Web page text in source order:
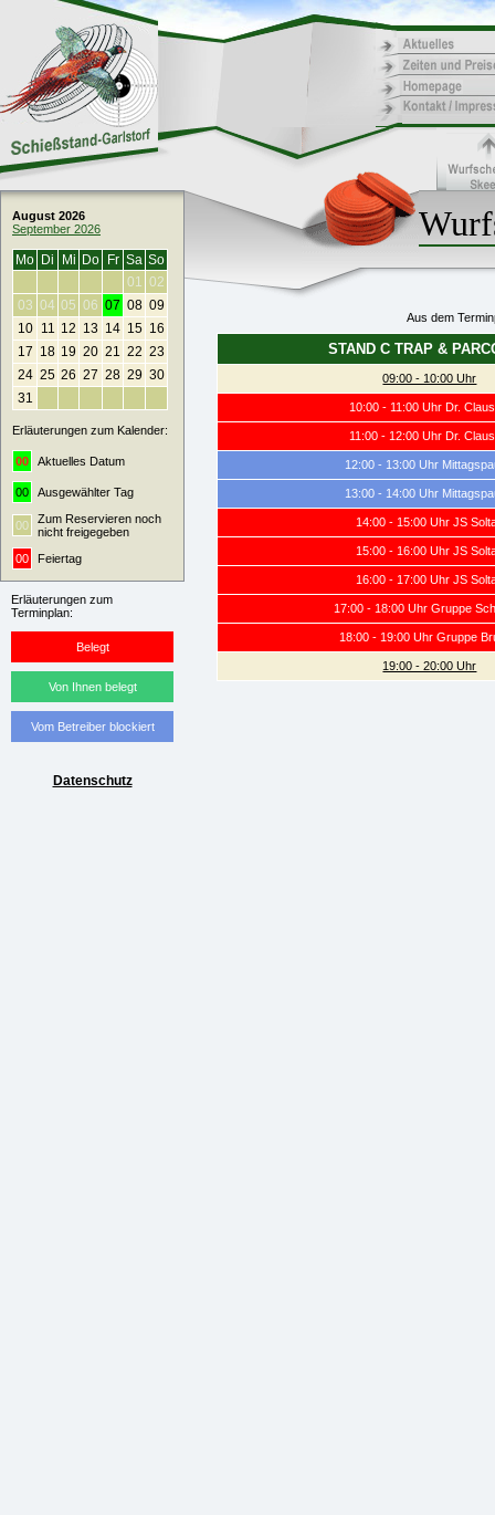
August 2026
September 2026
Mo Di Mi Do Fr Sa So
01 02
03 04 05 06 07 08 09
10
11 12 13 14 15 16
17 18 19 20 21 22 23
24 25 26 27 28 29 30
31
Erläuterungen zum Kalender:
00 Aktuelles Datum
00 Ausgewählter Tag
00
Zum Reservieren noch
nicht freigegeben
00
Feiertag
Erläuterungen zum
Terminplan:
Belegt
Von Ihnen belegt
Vom Betreiber blockiert
Datenschutz
Aus dem
STAND C TRAP &
09:00 - 10:00 Uhr
10:00 - 11:00 Uhr Dr.
11:00 - 12:00 Uhr Dr.
12:00 - 13:00 Uhr
13:00 - 14:00 Uhr
14:00 - 15:00 Uhr JS
15:00 - 16:00 Uhr JS
16:00 - 17:00 Uhr JS
17:00 - 18:00 Uhr Gruppe
18:00 - 19:00 Uhr Gruppe
19:00 - 20:00 Uhr